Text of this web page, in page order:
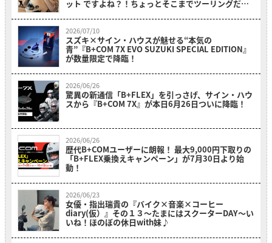
ット ですよね？！ちょっとそこまでツーリングだ
2026/07/10
スズキ×サイン・ハウスが魅せる“本気の
青”『B+COM 7X EVO SUZUKI SPECIAL EDITION』
が数量限定で降臨！
2026/06/26
驚異の新通信「B+FLEX」を引っさげ、サイン・ハウ
スから『B+COM 7X』が本日6月26日ついに降臨！
2026/06/26
歴代B+COMユーザーに朗報！ 最大9,000円下取りの
「B+FLEX乗換えキャンペーン」が7月30日より始
動！
2026/06/23
女優・指出瑞貴の『バイク×音楽×コーヒー
diary(仮）』その１３〜たまにはスクーターDAY～い
いね！ほのぼの休日with妹♪